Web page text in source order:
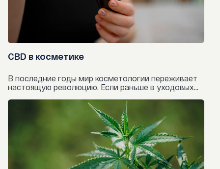
CBD в косметике
В последние годы мир косметологии переживает
настоящую революцию. Если раньше в уходовых...